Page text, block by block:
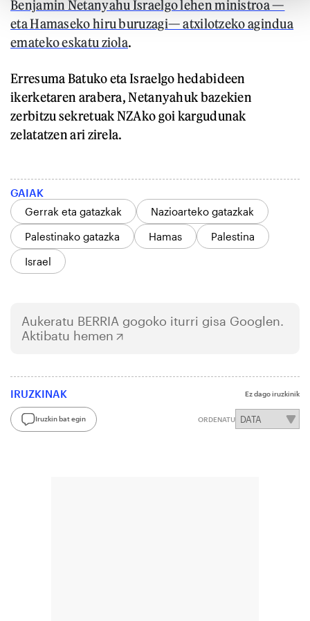
Benjamin Netanyahu Israelgo lehen ministroa —
eta Hamaseko hiru buruzagi— atxilotzeko agindua
emateko eskatu ziola.
Erresuma Batuko eta Israelgo hedabideen
ikerketaren arabera, Netanyahuk bazekien
zerbitzu sekretuak NZAko goi kargudunak
zelatatzen ari zirela.
GAIAK
Gerrak eta gatazkak
Nazioarteko gatazkak
Palestinako gatazka
Hamas
Palestina
Israel
Aukeratu BERRIA gogoko iturri gisa Googlen.
Aktibatu hemen
IRUZKINAK Ez dago iruzkinik
Iruzkin bat egin ORDENATU